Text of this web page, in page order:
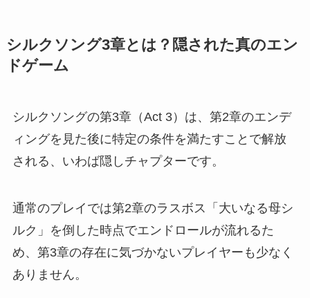
シルクソング3章とは？隠された真のエン
ドゲーム
シルクソングの第3章（Act 3）は、第2章のエンデ
ィングを見た後に特定の条件を満たすことで解放
される、いわば隠しチャプターです。
通常のプレイでは第2章のラスボス「大いなる母シ
ルク」を倒した時点でエンドロールが流れるた
め、第3章の存在に気づかないプレイヤーも少なく
ありません。